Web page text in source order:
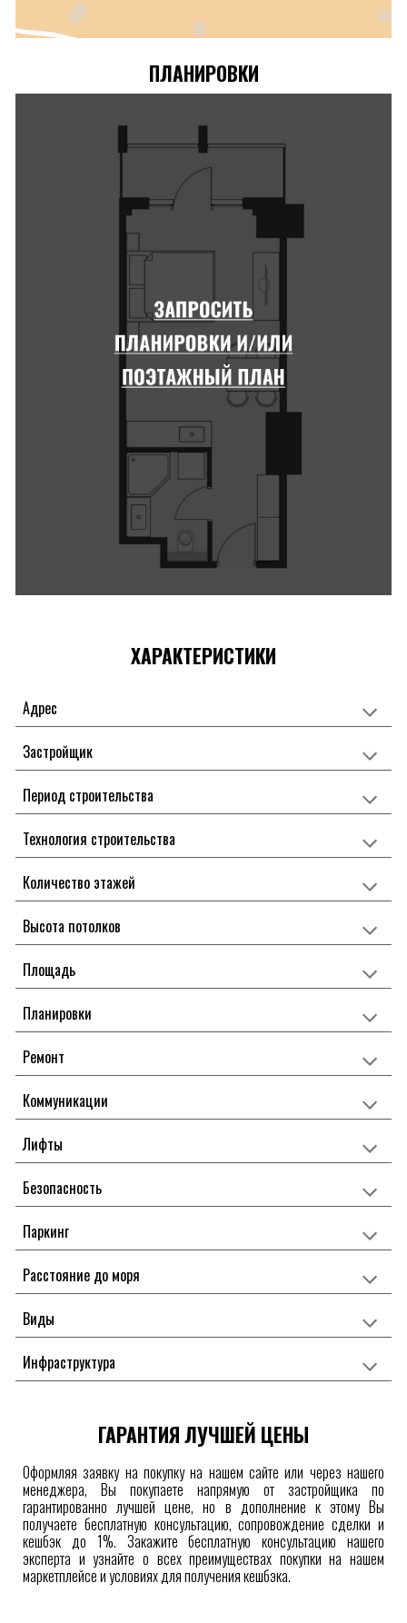
ПЛАНИРОВКИ
ХАРАКТЕРИСТИКИ
Адрес
Застройщик
Период строительства
Технология строительства
Количество этажей
Высота потолков
Площадь
Планировки
Ремонт
Коммуникации
Лифты
Безопасность
Паркинг
Расстояние до моря
Виды
Инфраструктура
ГАРАНТИЯ ЛУЧШЕЙ ЦЕНЫ
Оформляя заявку на покупку на нашем сайте или через нашего
менеджера, Вы покупаете напрямую от застройщика по
гарантированно лучшей цене, но в дополнение к этому Вы
получаете бесплатную консультацию, сопровождение сделки и
кешбэк до 1%. Закажите бесплатную консультацию нашего
эксперта и узнайте о всех преимуществах покупки на нашем
маркетплейсеи условиях для получениякешбэка.